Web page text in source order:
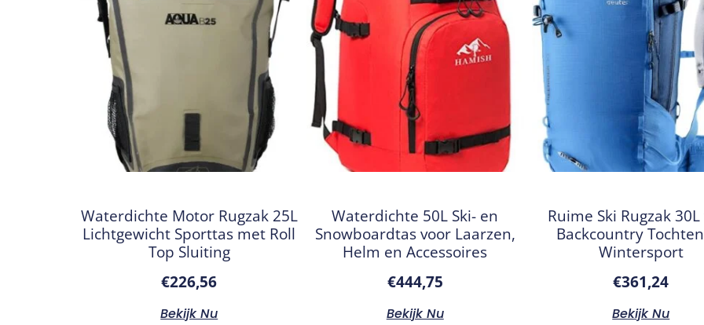
Waterdichte Motor Rugzak 25L
Lichtgewicht Sporttas met Roll
Top Sluiting
€226,56
Bekijk Nu
Waterdichte 50L Ski- en
Snowboardtas voor Laarzen,
Helm en Accessoires
€444,75
Bekijk Nu
Ruime Ski Rugzak
Backcountry
Wintersport
€361,24
Bekijk Nu